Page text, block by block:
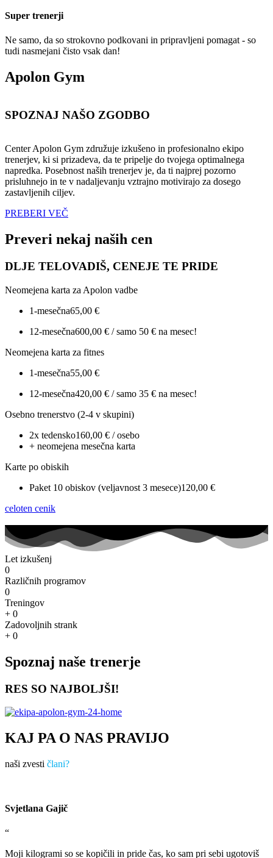
Super trenerji
Ne samo, da so strokovno podkovani in pripravljeni pomagat - so
tudi nasmejani čisto vsak dan!
Apolon Gym
SPOZNAJ NAŠO ZGODBO
Center Apolon Gym združuje izkušeno in profesionalno ekipo
trenerjev, ki si prizadeva, da te pripelje do tvojega optimalnega
napredka. Posebnost naših trenerjev je, da ti najprej pozorno
prisluhnejo in te v nadaljevanju vztrajno motivirajo za dosego
zastavljenih ciljev.
PREBERI VEČ
Preveri nekaj naših cen
DLJE TELOVADIŠ, CENEJE TE PRIDE
Neomejena karta za Apolon vadbe
1-mesečna65,00 €
12-mesečna600,00 € / samo 50 € na mesec!
Neomejena karta za fitnes
1-mesečna55,00 €
12-mesečna420,00 € / samo 35 € na mesec!
Osebno trenerstvo (2-4 v skupini)
2x tedensko160,00 € / osebo
+ neomejena mesečna karta
Karte po obiskih
Paket 10 obiskov (veljavnost 3 mesece)120,00 €
celoten cenik
Let izkušenj
0
Različnih programov
0
Treningov
+ 0
Zadovoljnih strank
+ 0
Spoznaj naše trenerje
RES SO NAJBOLJŠI!
KAJ PA O NAS PRAVIJO
naši zvesti člani?
Svjetlana Gajič
“
Moji kilogrami so se kopičili in pride čas, ko sam pri sebi ugotoviš